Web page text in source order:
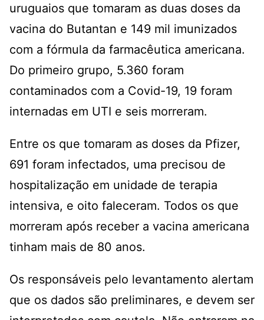
uruguaios que tomaram as duas doses da
vacina do Butantan e 149 mil imunizados
com a fórmula da farmacêutica americana.
Do primeiro grupo, 5.360 foram
contaminados com a Covid-19, 19 foram
internadas em UTI e seis morreram.
Entre os que tomaram as doses da Pfizer,
691 foram infectados, uma precisou de
hospitalização em unidade de terapia
intensiva, e oito faleceram. Todos os que
morreram após receber a vacina americana
tinham mais de 80 anos.
Os responsáveis pelo levantamento alertam
que os dados são preliminares, e devem ser